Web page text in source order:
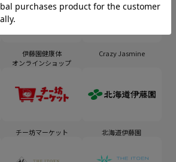
伊藤園健康体
オンラインショップ
Crazy Jasmine
チー坊マーケット 北海道伊藤園